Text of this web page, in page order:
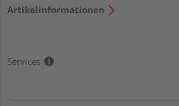
Artikelinformationen
Services